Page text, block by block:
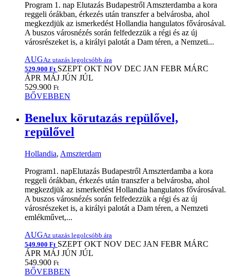
Program 1. nap Elutazás Budapestről Amszterdamba a kora
reggeli órákban, érkezés után transzfer a belvárosba, ahol
megkezdjük az ismerkedést Hollandia hangulatos fővárosával.
A buszos városnézés során felfedezzük a régi és az új
városrészeket is, a királyi palotát a Dam téren, a Nemzeti...
AUGAz utazás legolcsóbb ára
529.900 Ft SZEPT OKT NOV DEC JAN FEBR MÁRC
ÁPR MÁJ JÚN JÚL
529.900 Ft
BŐVEBBEN
Benelux körutazás repülővel,
repülővel
Hollandia, Amszterdam
Program1. napElutazás Budapestről Amszterdamba a kora
reggeli órákban, érkezés után transzfer a belvárosba, ahol
megkezdjük az ismerkedést Hollandia hangulatos fővárosával.
A buszos városnézés során felfedezzük a régi és az új
városrészeket is, a királyi palotát a Dam téren, a Nemzeti
emlékművet,...
AUGAz utazás legolcsóbb ára
549.900 Ft SZEPT OKT NOV DEC JAN FEBR MÁRC
ÁPR MÁJ JÚN JÚL
549.900 Ft
BŐVEBBEN